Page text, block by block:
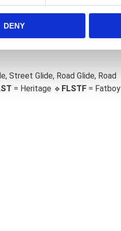
DENY
Street Glide, Road Glide, Road
= Heritage 🔹 FLSTF = Fatboy